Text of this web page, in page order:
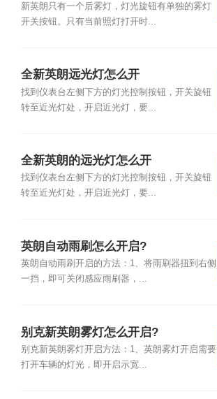
新英朗只有一个后雾灯，灯光旋钮有单独的雾灯
开关按钮。只有当前照灯打开时...
全新英朗远光灯怎么开
找到仪表台左侧下方的灯光控制按钮，开关旋钮
转至近光灯处，开启近光灯，要...
全新英朗的远光灯怎么开
找到仪表台左侧下方的灯光控制按钮，开关旋钮
转至近光灯处，开启近光灯，要...
英朗自动雨刷怎么开启?
英朗自动雨刷开启的方法：1、将雨刷器扭到右侧
一挡，即可关闭感应雨刷器，...
别克新英朗雾灯怎么开启?
别克新英朗雾灯开启方法：1、英朗雾灯开启需要
打开车辆的灯光，即开启示宽...